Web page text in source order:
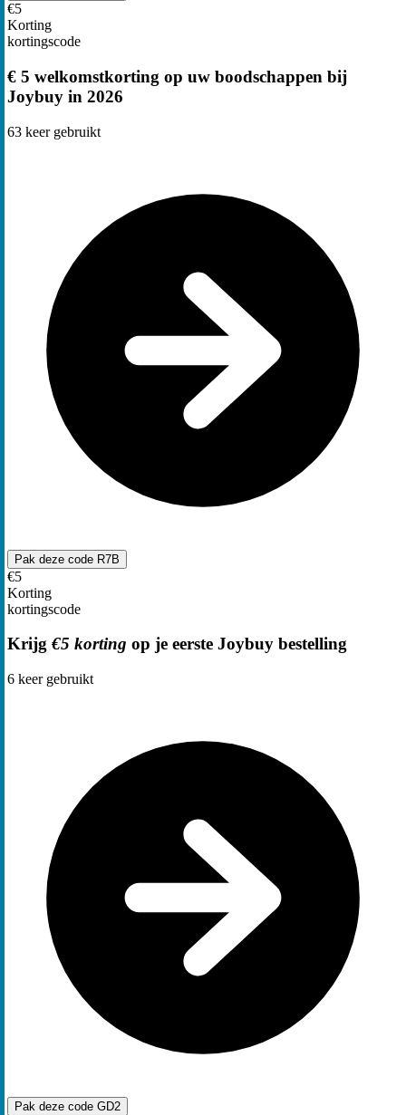
€5
Korting
kortingscode
€ 5 welkomstkorting op uw boodschappen bij
Joybuy in 2026
63 keer gebruikt
Pak deze code R7B
€5
Korting
kortingscode
Krijg €5 korting op je eerste Joybuy bestelling
6 keer gebruikt
Pak deze code GD2